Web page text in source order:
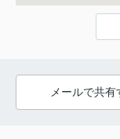
メールで共有